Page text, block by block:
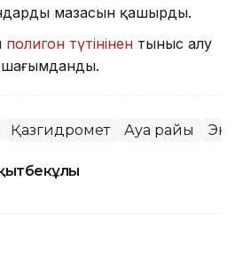
мазасын қашырды.
полигон түтінінен тыныс алу
Қазгидромет Ауа райы